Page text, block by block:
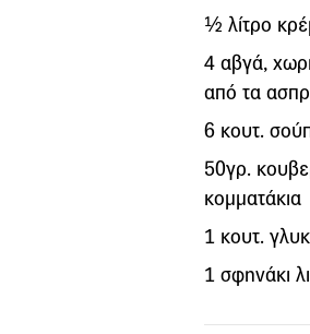
½ λίτρο
4 αβγά,
από τα
6 κουτ.
50γρ.
κομματάκια
1 κουτ.
1 σφηνάκι